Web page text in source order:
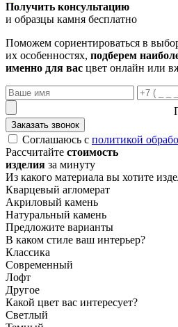
Получить консультацию
и образцы камня бесплатно
Поможем сориентироваться в
их особенностях, подберем
именно для вас цвет онлайн или
Заказать звонок
Соглашаюсь с политикой
Рассчитайте стоимость
изделия за минуту
Из какого материала вы хотите
Кварцевый агломерат
Акриловый камень
Натуральный камень
Предложите варианты
В каком стиле ваш интерьер?
Классика
Современный
Лофт
Другое
Какой цвет вас интересует?
Светлый